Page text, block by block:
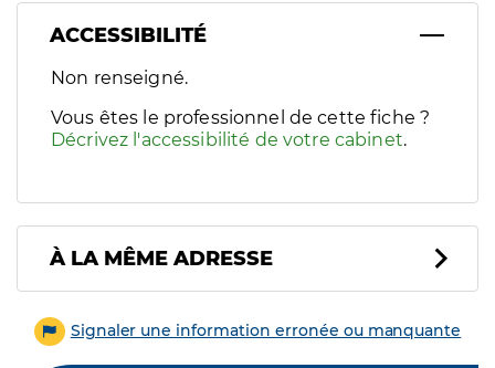
ACCESSIBILITÉ
Filtres
Sélectionnez un ou plusieurs handicaps/besoins
Non renseigné.
Vous êtes le professionnel de cette fiche ?
Décrivez l'accessibilité de votre cabinet.
À LA MÊME ADRESSE
Signaler une information erronée ou manquante